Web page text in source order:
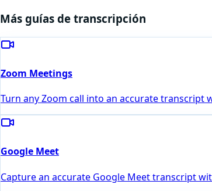
Más guías de transcripción
Zoom Meetings
Turn any Zoom call into an accurate transcript
Google Meet
Capture an accurate Google Meet transcript